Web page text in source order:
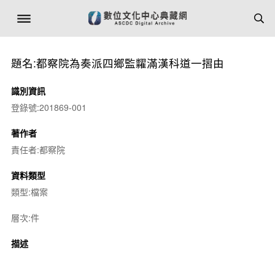
題名:都察院為奏派四鄉監糶滿漢科道一摺由
識別資訊
登錄號:201869-001
著作者
責任者:都察院
資料類型
類型:檔案
層次:件
描述